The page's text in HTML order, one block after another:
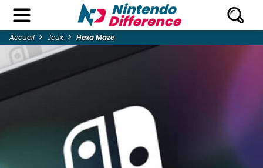
Accueil Jeux Hexa Maze